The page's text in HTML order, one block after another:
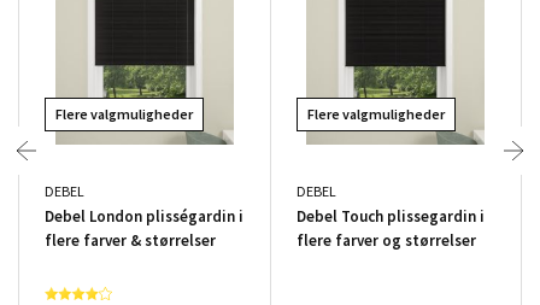
Flere valgmuligheder
DEBEL
Debel London plisségardin i
flere farver & størrelser
Flere valgmuligheder
DEBEL
Debel Touch plissegardin i
flere farver og størrelser